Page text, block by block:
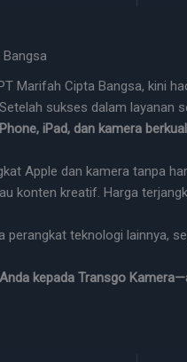
Marifah Cipta Bangsa, kini
sukses dalam layanan
iPad, dan kamera
Apple dan kamera tanpa
konten kreatif. Harga
perangkat teknologi lainnya,
kepada Transgo